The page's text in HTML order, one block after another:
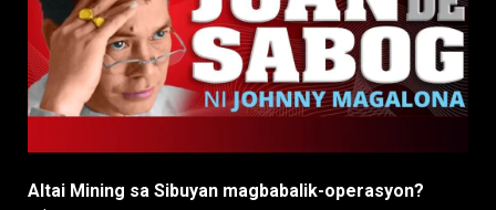
Altai Mining sa Sibuyan magbabalik-operasyon?